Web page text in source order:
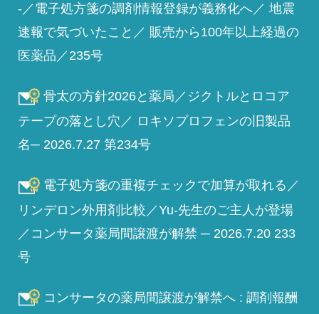
-／電子処方箋の調剤情報登録が義務化へ／ 地震
速報で気づいたこと／ 販売から100年以上経過の
医薬品／235号
骨太の方針2026と薬局／ジクトルとロコア
テープの落とし穴／ ロキソプロフェンの旧製品
名─ 2026.7.27 第234号
電子処方箋の重複チェックで加算が取れる／
リンデロン外用剤比較／Yu-先生のご主人が登場
／コンサータ薬局間譲渡が解禁 ─ 2026.7.20 233
号
コンサータの薬局間譲渡が解禁へ : 調剤報酬